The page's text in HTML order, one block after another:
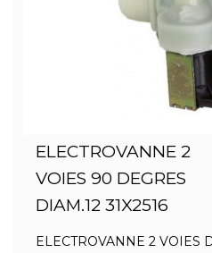
ELECTROVANNE 2
VOIES 90 DEGRES
DIAM.12 31X2516
ELECTROVANNE 2 VOIES